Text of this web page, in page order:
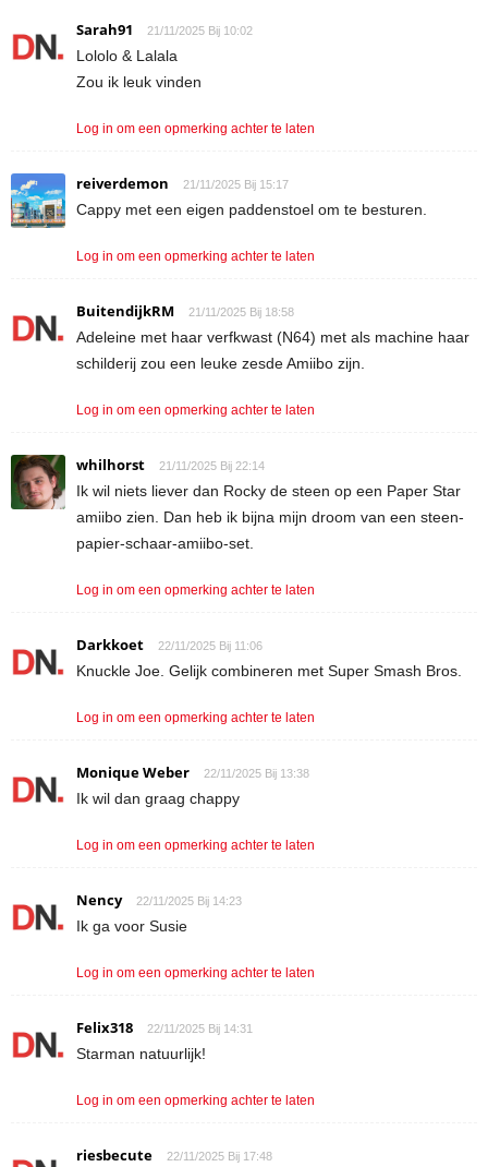
Sarah91 21/11/2025 Bij 10:02
Lololo & Lalala
Zou ik leuk vinden
Log in om een opmerking achter te laten
reiverdemon 21/11/2025 Bij 15:17
Cappy met een eigen paddenstoel om te besturen.
Log in om een opmerking achter te laten
BuitendijkRM 21/11/2025 Bij 18:58
Adeleine met haar verfkwast (N64) met als machine haar
schilderij zou een leuke zesde Amiibo zijn.
Log in om een opmerking achter te laten
whilhorst 21/11/2025 Bij 22:14
Ik wil niets liever dan Rocky de steen op een Paper Star
amiibo zien. Dan heb ik bijna mijn droom van een steen-
papier-schaar-amiibo-set.
Log in om een opmerking achter te laten
Darkkoet 22/11/2025 Bij 11:06
Knuckle Joe. Gelijk combineren met Super Smash Bros.
Log in om een opmerking achter te laten
Monique Weber 22/11/2025 Bij 13:38
Ik wil dan graag chappy
Log in om een opmerking achter te laten
Nency 22/11/2025 Bij 14:23
Ik ga voor Susie
Log in om een opmerking achter te laten
Felix318 22/11/2025 Bij 14:31
Starman natuurlijk!
Log in om een opmerking achter te laten
riesbecute 22/11/2025 Bij 17:48